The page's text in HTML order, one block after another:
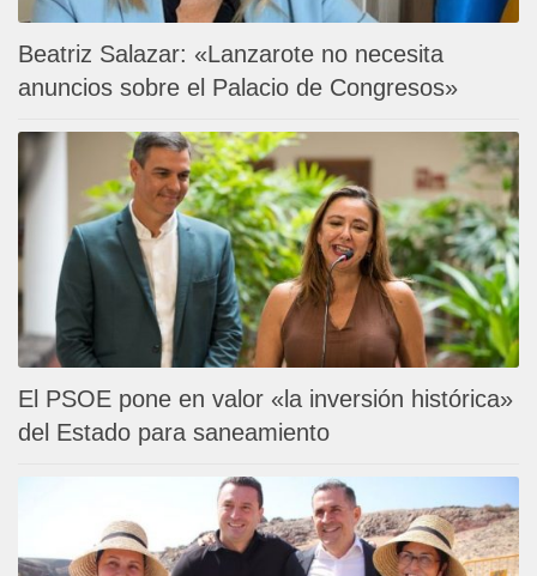
Beatriz Salazar: «Lanzarote no necesita
anuncios sobre el Palacio de Congresos»
El PSOE pone en valor «la inversión histórica»
del Estado para saneamiento